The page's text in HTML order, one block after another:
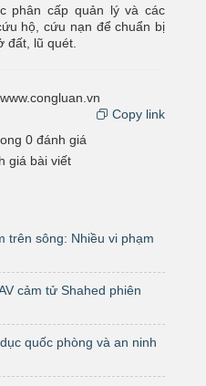
phân cấp quản lý và các
hộ, cứu nạn để chuẩn bị
đất, lũ quét.
www.congluan.vn
Copy link
0 đánh giá
giá bài viết
trên sông: Nhiều vi phạm
cảm tử Shahed phiên
quốc phòng và an ninh